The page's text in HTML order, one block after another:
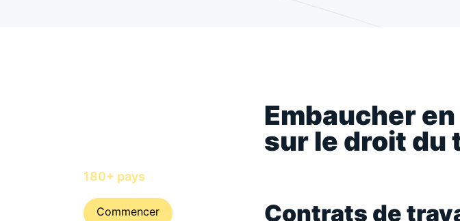
180+ pays
Commencer
Embaucher
sur le droit du
Contrats de